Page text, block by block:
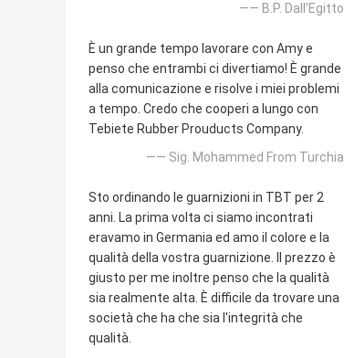
—— B.P. Dall'Egitto
È un grande tempo lavorare con Amy e
penso che entrambi ci divertiamo! È grande
alla comunicazione e risolve i miei problemi
a tempo. Credo che cooperi a lungo con
Tebiete Rubber Prouducts Company.
—— Sig. Mohammed From Turchia
Sto ordinando le guarnizioni in TBT per 2
anni. La prima volta ci siamo incontrati
eravamo in Germania ed amo il colore e la
qualità della vostra guarnizione. Il prezzo è
giusto per me inoltre penso che la qualità
sia realmente alta. È difficile da trovare una
società che ha che sia l'integrità che
qualità.